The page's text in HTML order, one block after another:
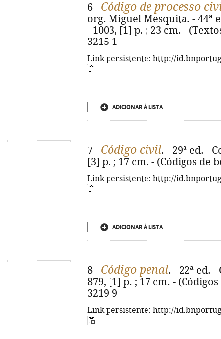
6 - Código de processo
org. Miguel Mesquita. - 44ª
- 1003, [1] p. ; 23 cm. -
3215-1
Link persistente: http://
ADICIONAR À LISTA
7 - Código civil. - 29ª ed. -
[3] p. ; 17 cm. - (Códigos de
Link persistente: http://
ADICIONAR À LISTA
8 - Código penal. - 22ª ed.
879, [1] p. ; 17 cm. -
3219-9
Link persistente: http://